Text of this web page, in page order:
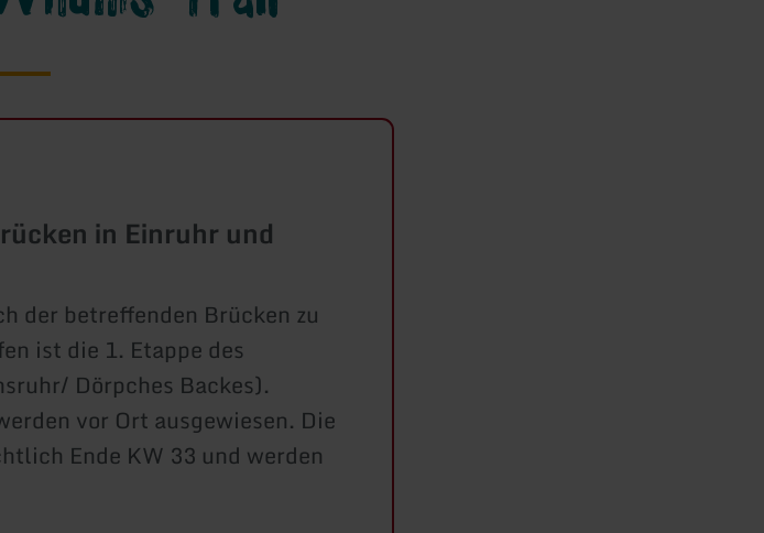
in Einruhr und
der betreffenden Brücken zu
ist die 1. Etappe des
Dörpches Backes).
vor Ort ausgewiesen. Die
Ende KW 33 und werden